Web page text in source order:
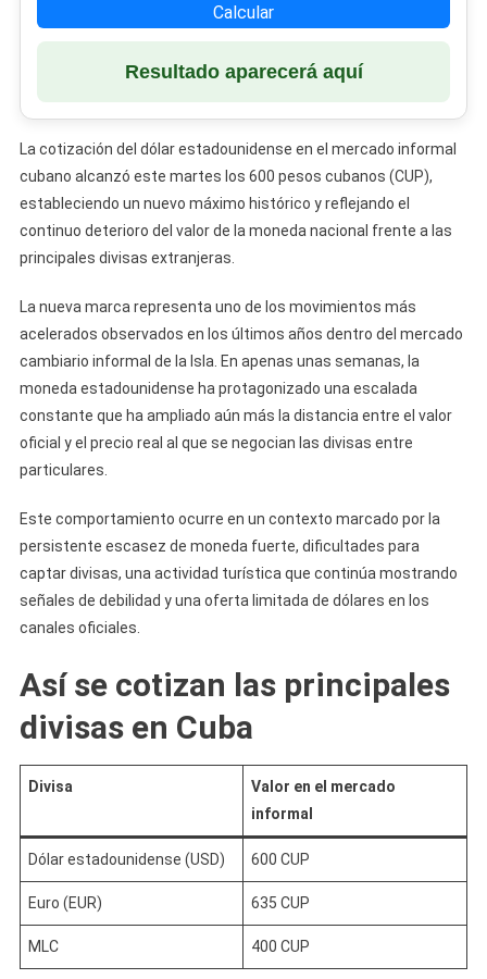
Calcular
Resultado aparecerá aquí
La cotización del dólar estadounidense en el mercado informal
cubano alcanzó este martes los 600 pesos cubanos (CUP),
estableciendo un nuevo máximo histórico y reflejando el
continuo deterioro del valor de la moneda nacional frente a las
principales divisas extranjeras.
La nueva marca representa uno de los movimientos más
acelerados observados en los últimos años dentro del mercado
cambiario informal de la Isla. En apenas unas semanas, la
moneda estadounidense ha protagonizado una escalada
constante que ha ampliado aún más la distancia entre el valor
oficial y el precio real al que se negocian las divisas entre
particulares.
Este comportamiento ocurre en un contexto marcado por la
persistente escasez de moneda fuerte, dificultades para
captar divisas, una actividad turística que continúa mostrando
señales de debilidad y una oferta limitada de dólares en los
canales oficiales.
Así se cotizan las principales
divisas en Cuba
Divisa
Valor en el mercado
informal
Dólar estadounidense (USD) 600 CUP
Euro (EUR) 635 CUP
MLC 400 CUP